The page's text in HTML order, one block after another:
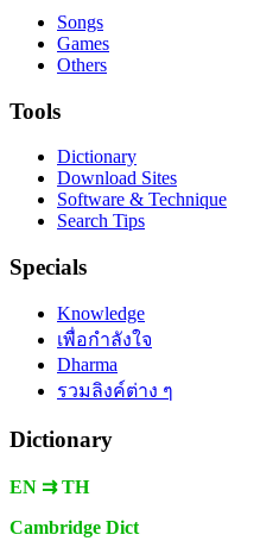
Songs
Games
Others
Tools
Dictionary
Download Sites
Software & Technique
Search Tips
Specials
Knowledge
เพื่อกำลังใจ
Dharma
รวมลิงค์ต่าง ๆ
Dictionary
EN ⇉ TH
Cambridge Dict